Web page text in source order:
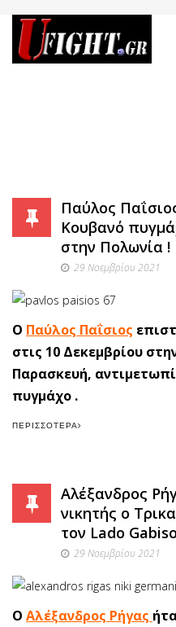
Παύλος
Κουβανό
στην Πολωνία !
29 Νοεμβρίου 2021
Ο Παύλος Παΐσιος
στις 10 Δεκεμβρίου
Παρασκευή,
πυγμάχο .
ΠΕΡΙΣΣΌΤΕΡΑ
Αλέξανδρος
νικητής o
τον Lado
29 Νοεμβρίου 2021
Ο Αλέξανδρος Ρήγας